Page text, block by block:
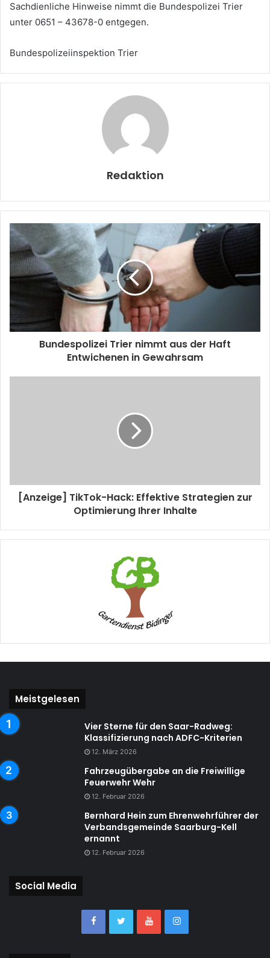
Sachdienliche Hinweise nimmt die Bundespolizei Trier
unter 0651 – 43678-0 entgegen.
Bundespolizeiinspektion Trier
Redaktion
Bundespolizei Trier nimmt aus der Haft
Entwichenen in Gewahrsam
[Anzeige] TikTok-Hack: Effektive Strategien zur
Optimierung Ihrer Inhalte
Meistgelesen
Vier Sterne für den Saar-Radweg:
Klassifizierung nach ADFC-Kriterien
12. März 2026
Fahrzeugübergabe an die Freiwillige
Feuerwehr Wehr
12. Februar 2026
Bernhard Hein zum Ehrenwehrführer der
Verbandsgemeinde Saarburg-Kell
ernannt
12. Februar 2026
Social Media